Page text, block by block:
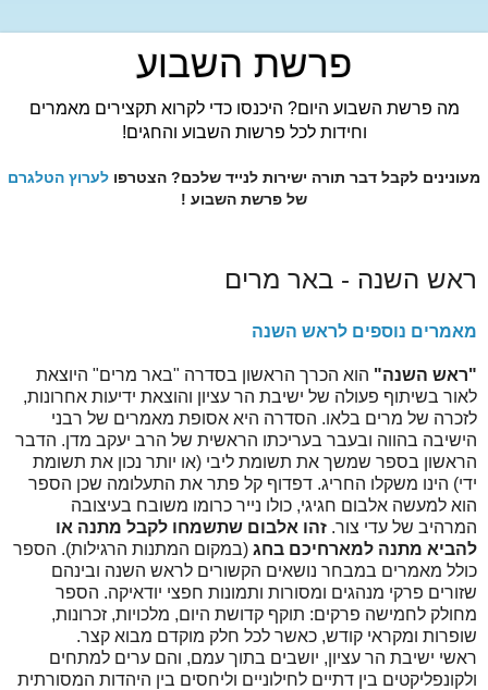
פרשת השבוע
מה פרשת השבוע היום? היכנסו כדי לקרוא תקצירים מאמרים
וחידות לכל פרשות השבוע והחגים!
מעונינים לקבל דבר תורה ישירות לנייד שלכם? הצטרפו לערוץ הטלגרם
של פרשת השבוע !
ראש השנה - באר מרים
מאמרים נוספים לראש השנה
"ראש השנה" הוא הכרך הראשון בסדרה "באר מרים" היוצאת
לאור בשיתוף פעולה של ישיבת הר עציון והוצאת ידיעות אחרונות,
לזכרה של מרים בלאו. הסדרה היא אסופת מאמרים של רבני
הישיבה בהווה ובעבר בעריכתו הראשית של הרב יעקב מדן. הדבר
הראשון בספר שמשך את תשומת ליבי (או יותר נכון את תשומת
ידי) הינו משקלו החריג. דפדוף קל פתר את התעלומה שכן הספר
הוא למעשה אלבום חגיגי, כולו נייר כרומו משובח בעיצובה
המרהיב של עדי צור. זהו אלבום שתשמחו לקבל מתנה או
להביא מתנה למארחיכם בחג (במקום המתנות הרגילות). הספר
כולל מאמרים במבחר נושאים הקשורים לראש השנה ובינהם
שזורים פרקי מנהגים ומסורות ותמונות חפצי יודאיקה. הספר
מחולק לחמישה פרקים: תוקף קדושת היום, מלכויות, זכרונות,
שופרות ומקראי קודש, כאשר לכל חלק מוקדם מבוא קצר.
ראשי ישיבת הר עציון, יושבים בתוך עמם, והם ערים למתחים
ולקונפליקטים בין דתיים לחילוניים וליחסים בין היהדות המסורתית